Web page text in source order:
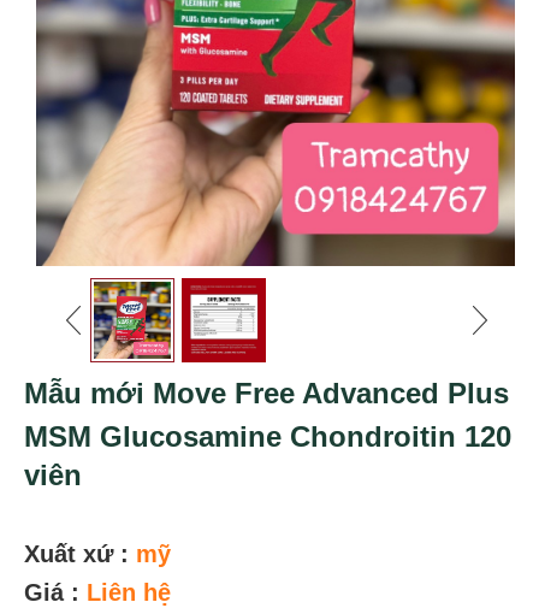
Mẫu mới Move Free Advanced Plus
MSM Glucosamine Chondroitin 120
viên
Xuất xứ : mỹ
Giá : Liên hệ